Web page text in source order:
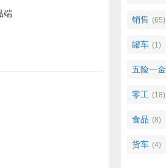
端
销售 (65)
罐车 (1)
五险一金
零工 (18)
食品 (8)
货车 (4)